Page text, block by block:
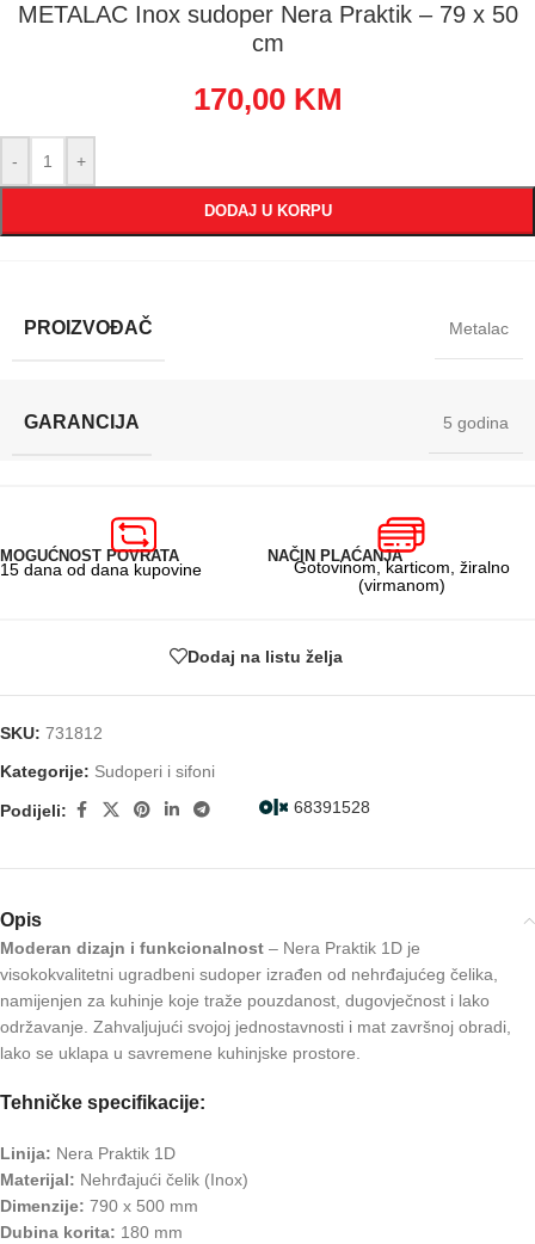
METALAC Inox sudoper Nera Praktik – 79 x 50
cm
170,00 KM
- +
DODAJ U KORPU
PROIZVOĐAČ Metalac
GARANCIJA 5 godina
MOGUĆNOST POVRATA
15 dana od dana kupovine
NAČIN PLAĆANJA
Gotovinom, karticom, žiralno
(virmanom)
Dodaj na listu želja
SKU: 731812
Kategorije: Sudoperi i sifoni
68391528
Podijeli:
Opis
Moderan dizajn i funkcionalnost – Nera Praktik 1D je
visokokvalitetni ugradbeni sudoper izrađen od nehrđajućeg čelika,
namijenjen za kuhinje koje traže pouzdanost, dugovječnost i lako
održavanje. Zahvaljujući svojoj jednostavnosti i mat završnoj obradi,
lako se uklapa u savremene kuhinjske prostore.
Tehničke specifikacije:
Linija: Nera Praktik 1D
Materijal: Nehrđajući čelik (Inox)
Dimenzije: 790 x 500 mm
Dubina korita: 180 mm